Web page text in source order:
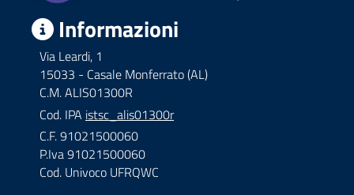
Informazioni
Via Leardi, 1
15033 - Casale Monferrato (AL)
C.M. ALIS01300R
Cod. IPA istsc_alis01300r
C.F. 91021500060
P.Iva 91021500060
Cod. Univoco UFRQWC